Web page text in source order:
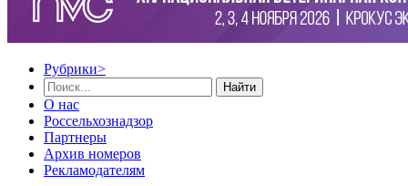
Рубрики>
Найти
О нас
Россельхознадзор
Партнеры
Архив номеров
Рекламодателям